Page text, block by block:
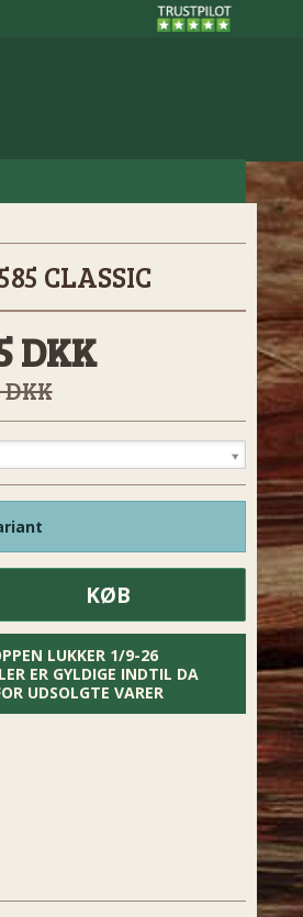
CLASSIC
DKK
KØB
LUKKER 1/9-26
ER GYLDIGE INDTIL DA
UDSOLGTE VARER